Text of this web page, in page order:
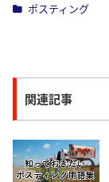
ポスティング
関連記事